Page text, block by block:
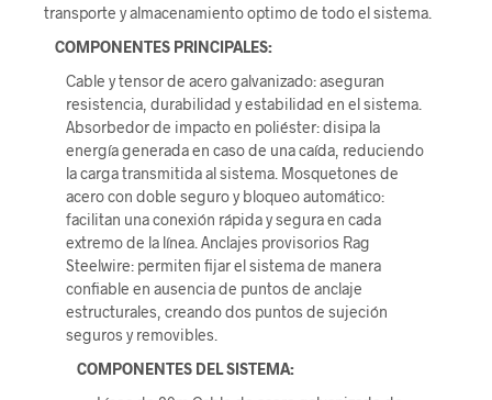
transporte y almacenamiento optimo de todo el sistema.
COMPONENTES PRINCIPALES:
Cable y tensor de acero galvanizado: aseguran
resistencia, durabilidad y estabilidad en el sistema.
Absorbedor de impacto en poliéster: disipa la
energía generada en caso de una caída, reduciendo
la carga transmitida al sistema. Mosquetones de
acero con doble seguro y bloqueo automático:
facilitan una conexión rápida y segura en cada
extremo de la línea. Anclajes provisorios Rag
Steelwire: permiten fijar el sistema de manera
confiable en ausencia de puntos de anclaje
estructurales, creando dos puntos de sujeción
seguros y removibles.
COMPONENTES DEL SISTEMA: